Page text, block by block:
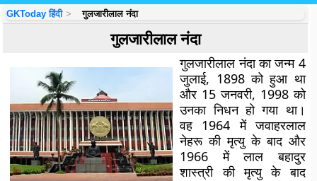
GKToday हिंदी गुलजारीलाल नंदा
गुलजारीलाल नंदा
गुलजारीलाल नंदा का जन्म 4
जुलाई, 1898 को हुआ था
और 15 जनवरी, 1998 को
उनका निधन हो गया था।
वह 1964 में जवाहरलाल
नेहरू की मृत्यु के बाद और
1966 में लाल बहादुर
शास्त्री की मृत्यु के बाद